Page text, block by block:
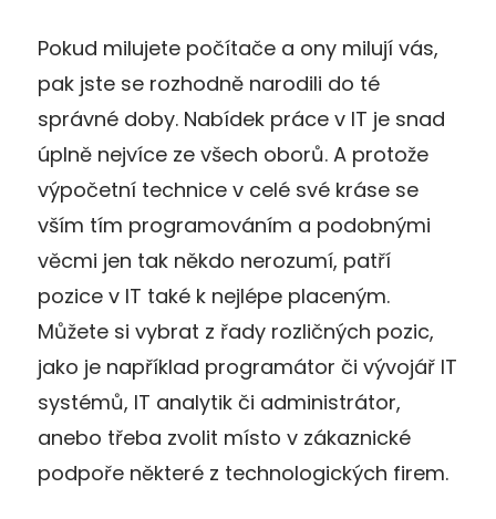
Pokud milujete počítače a ony milují vás,
pak jste se rozhodně narodili do té
správné doby. Nabídek práce v IT je snad
úplně nejvíce ze všech oborů. A protože
výpočetní technice v celé své kráse se
vším tím programováním a podobnými
věcmi jen tak někdo nerozumí, patří
pozice v IT také k nejlépe placeným.
Můžete si vybrat z řady rozličných pozic,
jako je například programátor či vývojář IT
systémů, IT analytik či administrátor,
anebo třeba zvolit místo v zákaznické
podpoře některé z technologických firem.